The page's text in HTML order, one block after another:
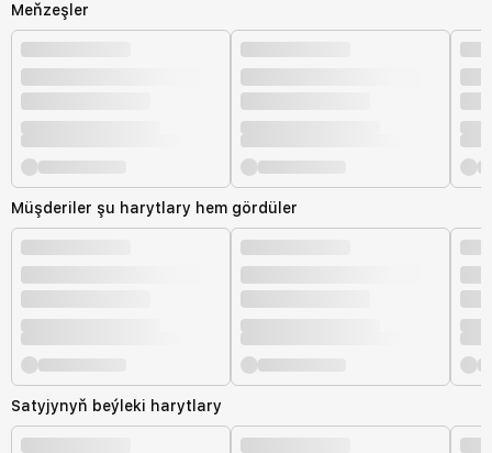
Meňzeşler
Müşderiler şu harytlary hem gördüler
Satyjynyň beýleki harytlary